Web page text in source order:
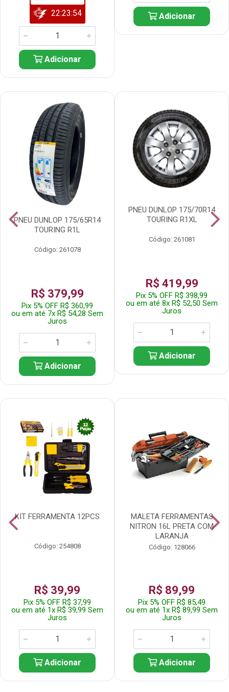
Adicionar
22:23:53
Adicionar
PNEU DUNLOP 175/65R14
TOURING R1L
Código: 261078
R$ 379,99
Pix 5% OFF R$ 360,99
ou em até 7x R$ 54,28 Sem
Juros
Adicionar
PNEU DUNLOP 175/70R14
TOURING R1XL
Código: 261081
R$ 419,99
Pix 5% OFF R$ 398,99
ou em até 8x R$ 52,50 Sem
Juros
Adicionar
KIT FERRAMENTA 12PCS
Código: 254808
R$ 39,99
Pix 5% OFF R$ 37,99
ou em até 1x R$ 39,99 Sem
Juros
Adicionar
MALETA FERRAMENTAS
NITRON 16L PRETA COM
LARANJA
Código: 128066
R$ 89,99
Pix 5% OFF R$ 85,49
ou em até 1x R$ 89,99 Sem
Juros
Adicionar